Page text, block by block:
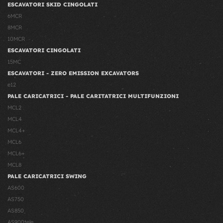
ESCAVATORI SKID CINGOLATI
6MCR
8MCR
10MCR
ESCAVATORI CINGOLATI
15MC
ESCAVATORI - ZERO EMISSION EXCAVATORS
e12
PALE CARICATRICI - PALE CARITATRICI MULTIFUNZIONI
MCL2
MCL4
MCL4+
MCL6
MCL6+
MCL8
PALE CARICATRICI SWING
AS600
AS750
AS850